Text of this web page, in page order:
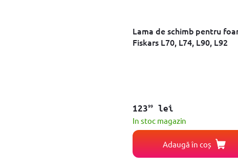
Lama de schimb pentru
Fiskars L70, L74, L90, L92
12399lei
In stoc magazin
Adaugă în coș